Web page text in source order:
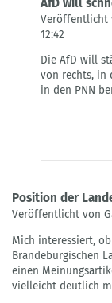
Veröffentlicht
12:42
auf
Richtig...
von
Die AfD will
von rechts, in
in den PNN
Position der
Veröffentlicht von
Mich interessiert,
Brandeburgischen
einen
vielleicht deutlich